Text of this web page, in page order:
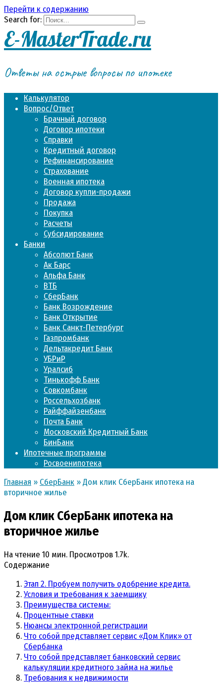
Перейти к содержанию
Search for:
E-MasterTrade.ru
Ответы на острые вопросы по ипотеке
Калькулятор
Вопрос/Ответ
Брачный договор
Договор ипотеки
Справки
Кредитный договор
Рефинансирование
Страхование
Военная ипотека
Договор купли-продажи
Продажа
Покупка
Расчеты
Субсидирование
Банки
Абсолют Банк
Ак Барс
Альфа Банк
ВТБ
СберБанк
Банк Возрождение
Банк Открытие
Банк Санкт-Петербург
Газпромбанк
Дельтакредит Банк
УБРиР
Уралсиб
Тинькофф Банк
Совкомбанк
Россельхозбанк
Райффайзенбанк
Почта Банк
Московский Кредитный Банк
БинБанк
Ипотечные программы
Росвоенипотека
Главная » СберБанк »Дом клик СберБанк ипотека на
вторичное жилье
Дом клик СберБанк ипотека на
вторичное жилье
На чтение 10 мин. Просмотров1.7k.
Содержание
Этап 2. Пробуем получить одобрение кредита.
Условия и требования к заемщику
Преимущества системы:
Процентные ставки
Нюансы электронной регистрации
Что собой представляет сервис «Дом Клик» от
Сбербанка
Что собой представляет банковский сервис
калькуляции кредитного займа на жилье
Требования к недвижимости